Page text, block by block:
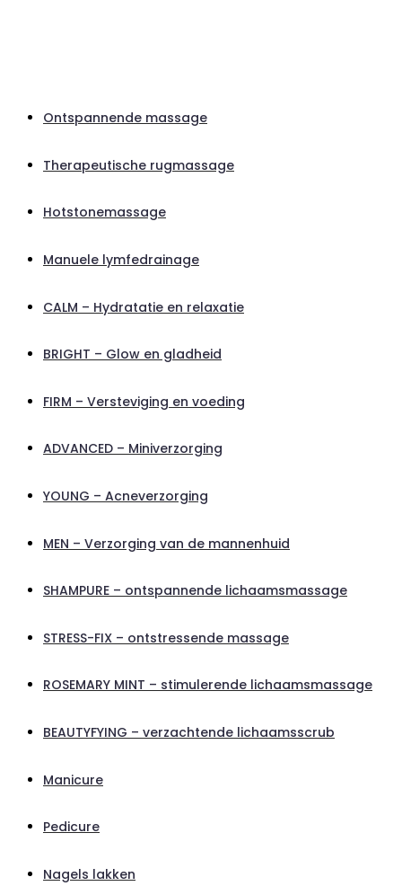
Ontspannende massage
Therapeutische rugmassage
Hotstonemassage
Manuele lymfedrainage
CALM – Hydratatie en relaxatie
BRIGHT – Glow en gladheid
FIRM – Versteviging en voeding
ADVANCED – Miniverzorging
YOUNG – Acneverzorging
MEN – Verzorging van de mannenhuid
SHAMPURE – ontspannende lichaamsmassage
STRESS-FIX – ontstressende massage
ROSEMARY MINT – stimulerende lichaamsmassage
BEAUTYFYING – verzachtende lichaamsscrub
Manicure
Pedicure
Nagels lakken